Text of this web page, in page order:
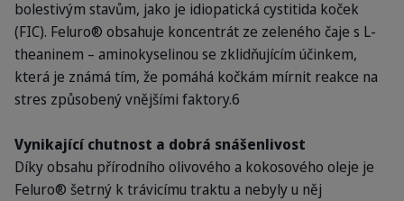
bolestivým stavům, jako je idiopatická cystitida koček
(FIC). Feluro® obsahuje koncentrát ze zeleného čaje s L-
theaninem – aminokyselinou se zklidňujícím účinkem,
která je známá tím, že pomáhá kočkám mírnit reakce na
stres způsobený vnějšími faktory.6
Vynikající chutnost a dobrá snášenlivost
Díky obsahu přírodního olivového a kokosového oleje je
Feluro® šetrný k trávicímu traktu a nebyly u něj